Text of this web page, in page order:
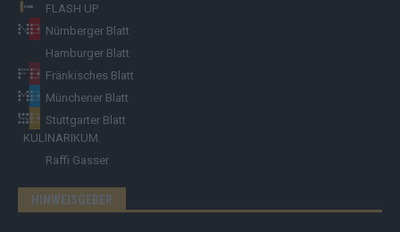
FLASH UP
Nürnberger Blatt
Hamburger Blatt
Fränkisches Blatt
Münchener Blatt
Stuttgarter Blatt
KULINARIKUM.
Raffi Gasser
HINWEISGEBER